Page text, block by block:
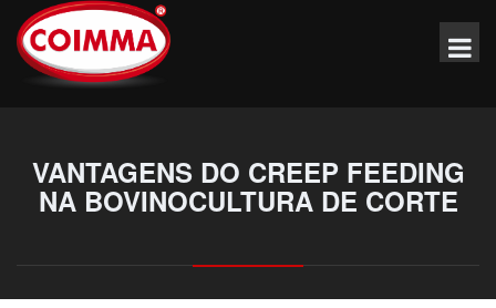
VANTAGENS DO CREEP FEEDING
NA BOVINOCULTURA DE CORTE